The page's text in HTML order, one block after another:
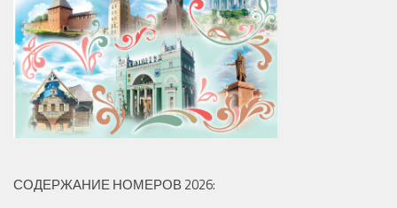
СОДЕРЖАНИЕ НОМЕРОВ 2026: